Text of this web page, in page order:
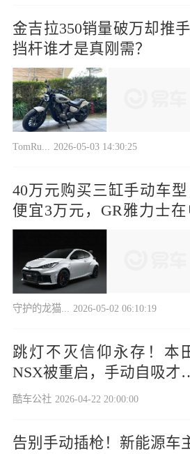
金吉拉350销量破万却推
挡杆谁才是真刚需？
TomRu... 2026-05-03 14:30:25
40万元购买三缸手动车
便宜3万元，GR雅力士
逻辑
守护的龙猫... 2026-05-02 06:10:19
跳灯不灭信仰永存！本
NSX被重启，手动自吸才
终极浪漫
酷车公社 2026-04-22 20:00:00
告别手动插枪！新能源车